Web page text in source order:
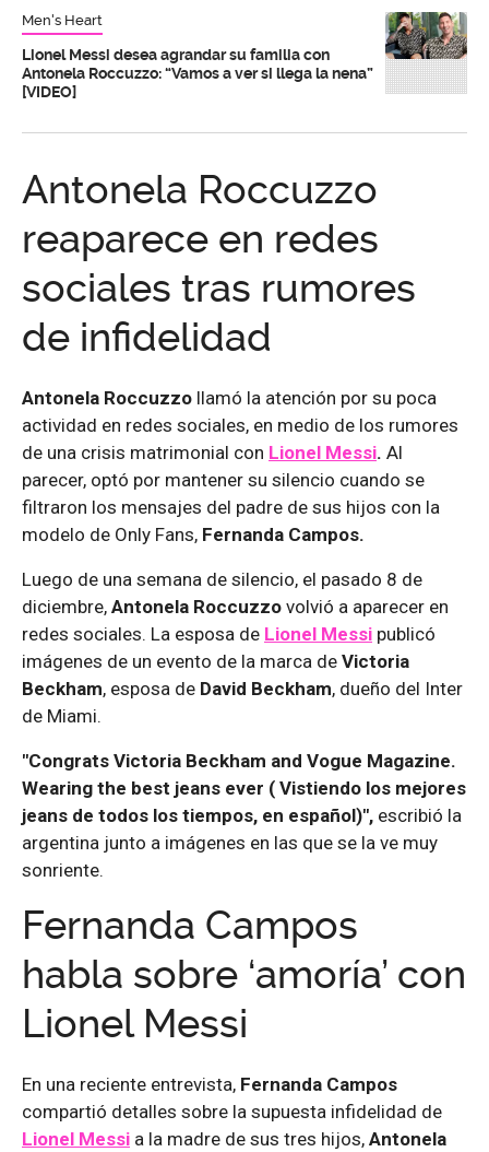
Men's Heart
Lionel Messi desea agrandar su familia con
Antonela Roccuzzo: “Vamos a ver si llega la nena”
[VIDEO]
Antonela Roccuzzo
reaparece en redes
sociales tras rumores
de infidelidad
Antonela Roccuzzo llamó la atención por su poca
actividad en redes sociales, en medio de los rumores
de una crisis matrimonial con Lionel Messi. Al
parecer, optó por mantener su silencio cuando se
filtraron los mensajes del padre de sus hijos con la
modelo de Only Fans, Fernanda Campos.
Luego de una semana de silencio, el pasado 8 de
diciembre, Antonela Roccuzzo volvió a aparecer en
redes sociales. La esposa de Lionel Messi publicó
imágenes de un evento de la marca de Victoria
Beckham, esposa de David Beckham, dueño del Inter
de Miami.
"Congrats Victoria Beckham and Vogue Magazine.
Wearing the best jeans ever ( Vistiendo los mejores
jeans de todos los tiempos, en español)", escribió la
argentina junto a imágenes en las que se la ve muy
sonriente.
Fernanda Campos
habla sobre ‘amoría’ con
Lionel Messi
En una reciente entrevista, Fernanda Campos
compartió detalles sobre la supuesta infidelidad de
Lionel Messi a la madre de sus tres hijos, Antonela